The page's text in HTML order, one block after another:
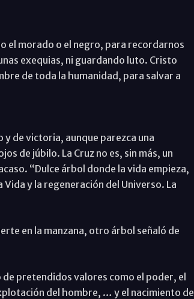
el morado o el negro, para recordarnos
exequias, ni guardando luto. Cristo
de toda la humanidad, para salvar a
y de victoria, aunque parezca una
de júbilo. La Cruz no es, sin más, un
“Dulce árbol donde la vida empieza,
Vida y la regeneración del Universo. La
en la manzana, otro árbol señaló de
pretendidos valores como el poder, el
del hombre, … y el nacimiento de